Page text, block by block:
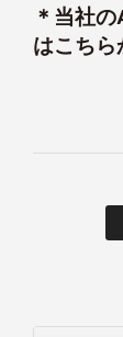
＊当社
はこち